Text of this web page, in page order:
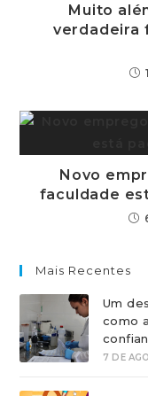
Muito
verdadeira
Novo
faculdade
Mais Recentes
Um
como
7 DE